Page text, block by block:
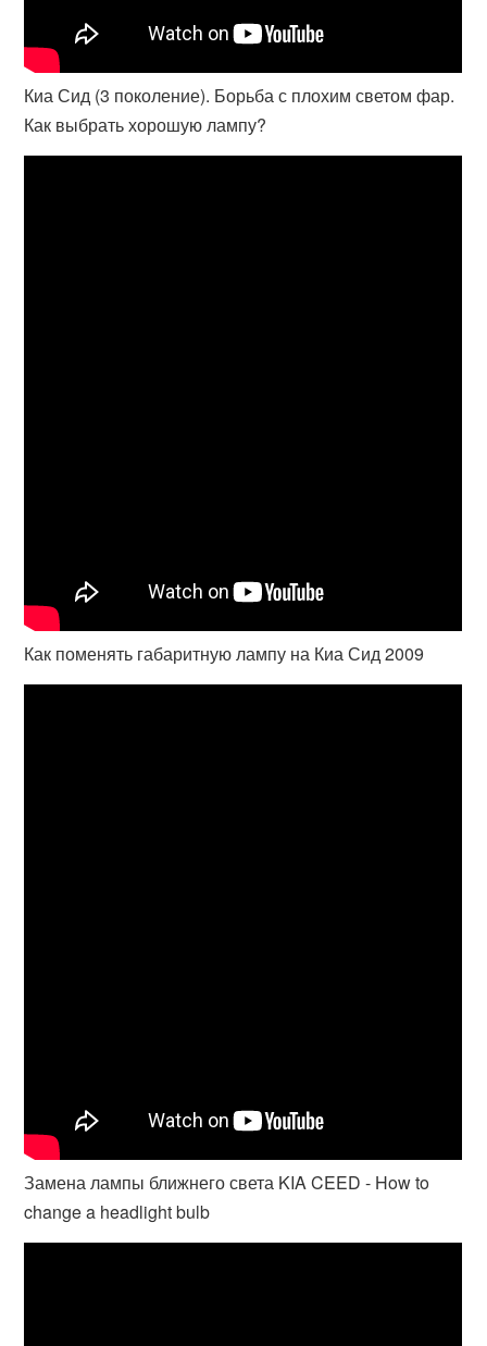
Киа Сид (3 поколение). Борьба с плохим светом фар.
Как выбрать хорошую лампу?
Как поменять габаритную лампу на Киа Сид 2009
Замена лампы ближнего света KIA CEED - How to
change a headlight bulb